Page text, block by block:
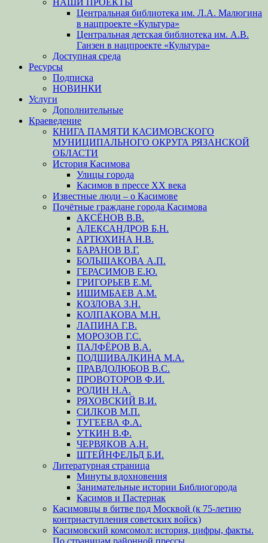
Центральная библиотека им. Л.А. Малюгина
в нацпроекте «Культура»
Центральная детская библиотека им. А.В.
Ганзен в нацпроекте «Культура»
Доступная среда
Ресурсы
Подписка
НОВИНКИ
Услуги
Дополнительные
Краеведение
КНИГА ПАМЯТИ КАСИМОВСКОГО
МУНИЦИПАЛЬНОГО ОКРУГА РЯЗАНСКОЙ
ОБЛАСТИ
История Касимова
Улицы города
Касимов в прессе XX века
Известные люди – о Касимове
Почётные граждане города Касимова
АКСЁНОВ В.В.
АЛЕКСАНДРОВ Б.Н.
АРТЮХИНА Н.В.
БАРАНОВ В.Г.
БОЛЬШАКОВА А.П.
ГЕРАСИМОВ Е.Ю.
ГРИГОРЬЕВ Е.М.
ИШИМБАЕВ А.М.
КОЗЛОВА З.Н.
КОЛПАКОВА М.Н.
ЛАПИНА Г.В.
МОРОЗОВ Г.С.
ПАЛФЁРОВ В.А.
ПОДШИВАЛКИНА М.А.
ПРАВДОЛЮБОВ В.С.
ПРОВОТОРОВ Ф.И.
РОДИН Н.А.
РЯХОВСКИЙ В.И.
СИЛКОВ М.П.
ТУГЕЕВА Ф.А.
УТКИН В.Ф.
ЧЕРВЯКОВ А.Н.
ШТЕЙНФЕЛЬД Б.И.
Литературная страница
Минуты вдохновения
Занимательные истории Библиогорода
Касимов и Пастернак
Касимовцы в битве под Москвой (к 75-летию
контрнаступления советских войск)
Касимовский комсомол: история, цифры, факты.
По страницам районной прессы